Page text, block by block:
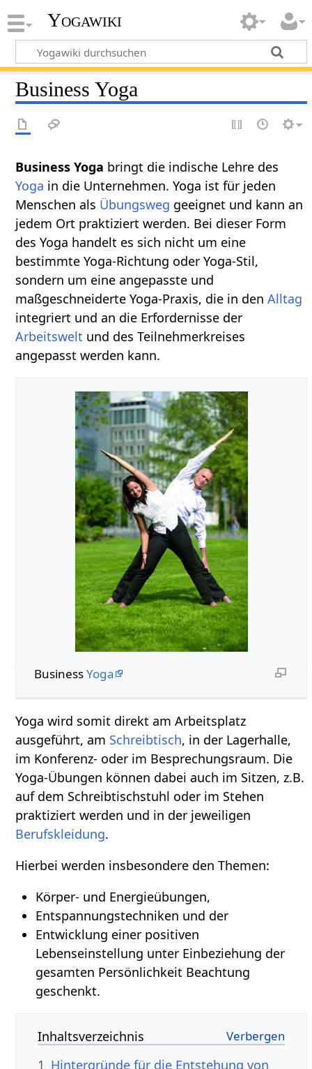
Yogawiki
Business Yoga
Business Yoga bringt die indische Lehre des
Yoga in die Unternehmen. Yoga ist für jeden
Menschen als Übungsweg geeignet und kann an
jedem Ort praktiziert werden. Bei dieser Form
des Yoga handelt es sich nicht um eine
bestimmte Yoga-Richtung oder Yoga-Stil,
sondern um eine angepasste und
maßgeschneiderte Yoga-Praxis, die in denAlltag
integriert und an die Erfordernisse der
Arbeitswelt und des Teilnehmerkreises
angepasst werden kann.
BusinessYoga
Yoga wird somit direkt am Arbeitsplatz
ausgeführt, am Schreibtisch, in der Lagerhalle,
im Konferenz- oder im Besprechungsraum. Die
Yoga-Übungen können dabei auch im Sitzen, z.B.
auf dem Schreibtischstuhl oder im Stehen
praktiziert werden und in der jeweiligen
Berufskleidung.
Hierbei werden insbesondere den Themen:
Körper- und Energieübungen,
Entspannungstechniken und der
Entwicklung einer positiven
Lebenseinstellung unter Einbeziehung der
gesamten Persönlichkeit Beachtung
geschenkt.
Inhaltsverzeichnis
1 Hintergründe für die Entstehung von